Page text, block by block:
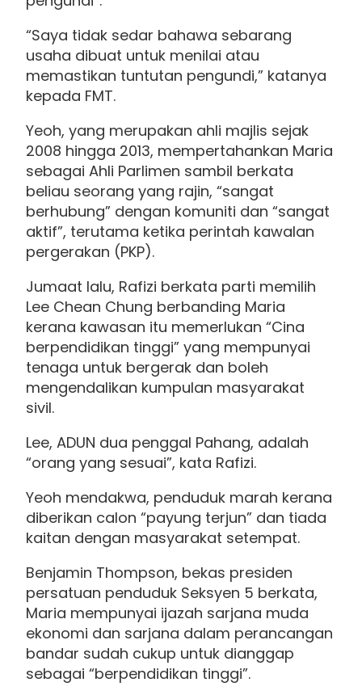
“Saya tidak sedar bahawa sebarang
usaha dibuat untuk menilai atau
memastikan tuntutan pengundi,” katanya
kepada FMT.
Yeoh, yang merupakan ahli majlis sejak
2008 hingga 2013, mempertahankan Maria
sebagai Ahli Parlimen sambil berkata
beliau seorang yang rajin, “sangat
berhubung” dengan komuniti dan “sangat
aktif”, terutama ketika perintah kawalan
pergerakan (PKP).
Jumaat lalu, Rafizi berkata parti memilih
Lee Chean Chung berbanding Maria
kerana kawasan itu memerlukan “Cina
berpendidikan tinggi” yang mempunyai
tenaga untuk bergerak dan boleh
mengendalikan kumpulan masyarakat
sivil.
Lee, ADUN dua penggal Pahang, adalah
“orang yang sesuai”, kata Rafizi.
Yeoh mendakwa, penduduk marah kerana
diberikan calon “payung terjun” dan tiada
kaitan dengan masyarakat setempat.
Benjamin Thompson, bekas presiden
persatuan penduduk Seksyen 5 berkata,
Maria mempunyai ijazah sarjana muda
ekonomi dan sarjana dalam perancangan
bandar sudah cukup untuk dianggap
sebagai “berpendidikan tinggi”.